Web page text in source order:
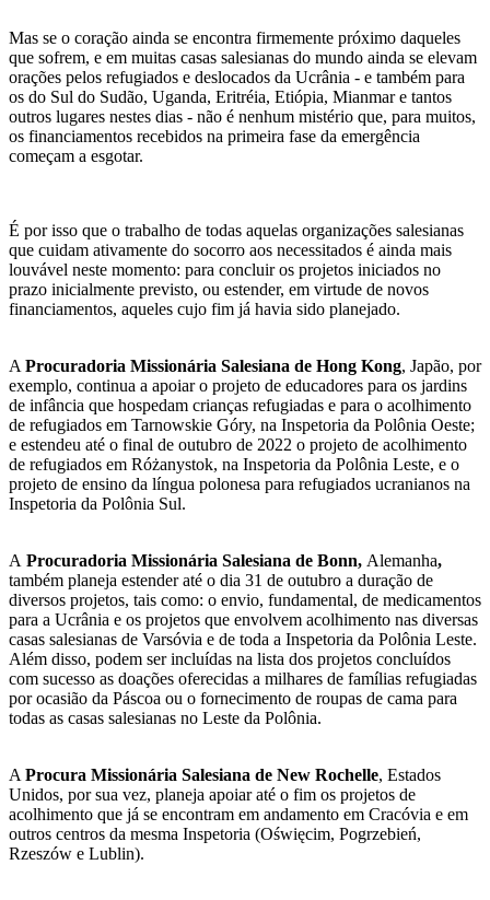
Mas se o coração ainda se encontra firmemente próximo daqueles
que sofrem, e em muitas casas salesianas do mundo ainda se elevam
orações pelos refugiados e deslocados da Ucrânia - e também para
os do Sul do Sudão, Uganda, Eritréia, Etiópia, Mianmar e tantos
outros lugares nestes dias - não é nenhum mistério que, para muitos,
os financiamentos recebidos na primeira fase da emergência
começam a esgotar.
É por isso que o trabalho de todas aquelas organizações salesianas
que cuidam ativamente do socorro aos necessitados é ainda mais
louvável neste momento: para concluir os projetos iniciados no
prazo inicialmente previsto, ou estender, em virtude de novos
financiamentos, aqueles cujo fim já havia sido planejado.
A Procuradoria Missionária Salesiana de Hong Kong, Japão, por
exemplo, continua a apoiar o projeto de educadores para os jardins
de infância que hospedam crianças refugiadas e para o acolhimento
de refugiados em Tarnowskie Góry, na Inspetoria da Polônia Oeste;
e estendeu até o final de outubro de 2022 o projeto de acolhimento
de refugiados em Różanystok, na Inspetoria da Polônia Leste, e o
projeto de ensino da língua polonesa para refugiados ucranianos na
Inspetoria da Polônia Sul.
A Procuradoria Missionária Salesiana de Bonn, Alemanha,
também planeja estender até o dia 31 de outubro a duração de
diversos projetos, tais como: o envio, fundamental, de medicamentos
para a Ucrânia e os projetos que envolvem acolhimento nas diversas
casas salesianas de Varsóvia e de toda a Inspetoria da Polônia Leste.
Além disso, podem ser incluídas na lista dos projetos concluídos
com sucesso as doações oferecidas a milhares de famílias refugiadas
por ocasião da Páscoa ou o fornecimento de roupas de cama para
todas as casas salesianas no Leste da Polônia.
A Procura Missionária Salesiana de New Rochelle, Estados
Unidos, por sua vez, planeja apoiar até o fim os projetos de
acolhimento que já se encontram em andamento em Cracóvia e em
outros centros da mesma Inspetoria (Oświęcim, Pogrzebień,
Rzeszów e Lublin).